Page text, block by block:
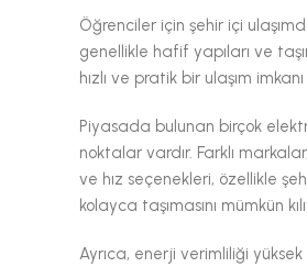
Öğrenciler için şehir içi
genellikle hafif yapıları ve
hızlı ve pratik bir ulaşım
Piyasada bulunan birçok
noktalar vardır. Farklı
ve hız seçenekleri, özellikle
kolayca taşımasını mümkün
Ayrıca, enerji verimliliği